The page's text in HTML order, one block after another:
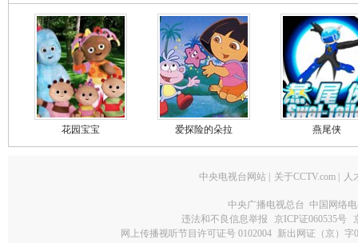
花园宝宝 爱探险的朵拉 燕尾侠
中央电视台网站 关于CCTV.com 人
中央广播电视总台 中国网络
违法和不良信息举报
京ICP证060535号
网上传播视听节目许可证号 0102004 新出网证（京）